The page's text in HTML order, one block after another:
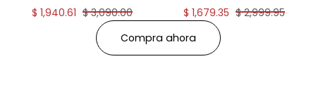
Reduced price of
$ 1,940.61 and original price of
$ 3,090.00 Reduced price of
$ 1,679.35 and original
$ 2,999.95
Compra ahora